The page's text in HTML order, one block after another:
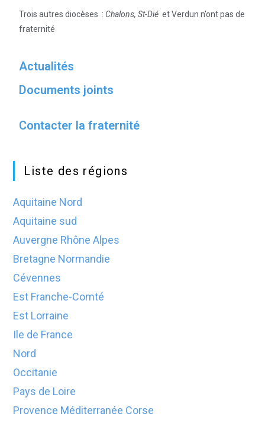
Trois autres diocèses : Chalons, St-Dié et Verdun n’ont pas de
fraternité
Actualités
Documents joints
Contacter la fraternité
Liste des régions
Aquitaine Nord
Aquitaine sud
Auvergne Rhône Alpes
Bretagne Normandie
Cévennes
Est Franche-Comté
Est Lorraine
Ile de France
Nord
Occitanie
Pays de Loire
Provence Méditerranée Corse